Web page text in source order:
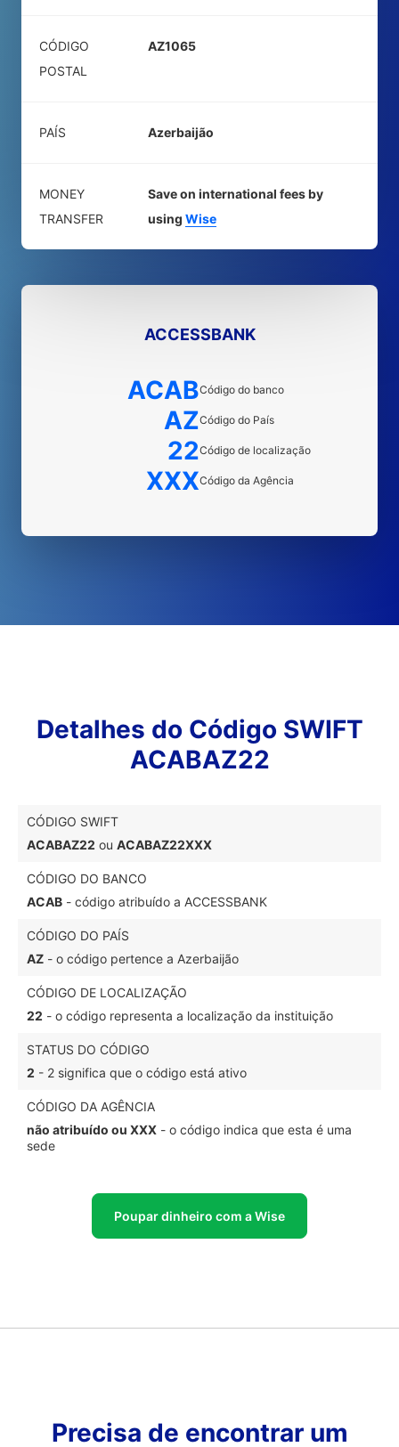
CÓDIGO
POSTAL
AZ1065
PAÍS Azerbaijão
MONEY
TRANSFER
Save on international fees by
using Wise
ACCESSBANK
ACABCódigo do banco
AZCódigo do País
22Código de localização
XXXCódigo da Agência
Detalhes do Código SWIFT
ACABAZ22
CÓDIGO SWIFT
ACABAZ22 ou ACABAZ22XXX
CÓDIGO DO BANCO
ACAB - código atribuído a ACCESSBANK
CÓDIGO DO PAÍS
AZ - o código pertence a Azerbaijão
CÓDIGO DE LOCALIZAÇÃO
22 - o código representa a localização da instituição
STATUS DO CÓDIGO
2 - 2 significa que o código está ativo
CÓDIGO DA AGÊNCIA
não atribuído ou XXX - o código indica que esta é uma
sede
Poupar dinheiro com a Wise
Precisa de encontrar um